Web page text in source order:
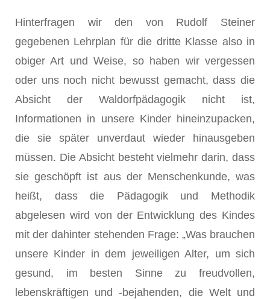
Hinterfragen wir den von Rudolf Steiner
gegebenen Lehrplan für die dritte Klasse also in
obiger Art und Weise, so haben wir vergessen
oder uns noch nicht bewusst gemacht, dass die
Absicht der Waldorfpädagogik nicht ist,
Informationen in unsere Kinder hineinzupacken,
die sie später unverdaut wieder hinausgeben
müssen. Die Absicht besteht vielmehr darin, dass
sie geschöpft ist aus der Menschenkunde, was
heißt, dass die Pädagogik und Methodik
abgelesen wird von der Entwicklung des Kindes
mit der dahinter stehenden Frage: „Was brauchen
unsere Kinder in dem jeweiligen Alter, um sich
gesund, im besten Sinne zu freudvollen,
lebenskräftigen und -bejahenden, die Welt und